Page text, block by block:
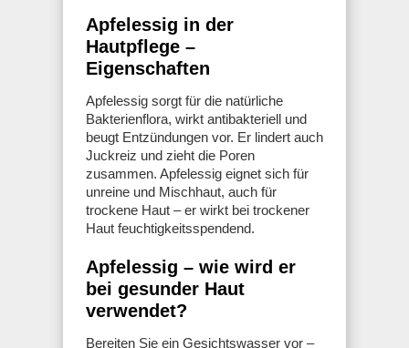
Apfelessig in der
Hautpflege –
Eigenschaften
Apfelessig sorgt für die natürliche
Bakterienflora, wirkt antibakteriell und
beugt Entzündungen vor. Er lindert auch
Juckreiz und zieht die Poren
zusammen. Apfelessig eignet sich für
unreine und Mischhaut, auch für
trockene Haut – er wirkt bei trockener
Haut feuchtigkeitsspendend.
Apfelessig – wie wird er
bei gesunder Haut
verwendet?
Bereiten Sie ein Gesichtswasser vor –